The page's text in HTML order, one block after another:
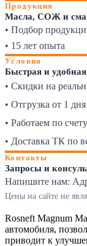
Продукция
Масла, СОЖ и
• Подбор
• 15 лет опыта
Условия
Быстрая и удобная
• Скидки на
• Отгрузка от 1 дня
• Работаем по счету
• Доставка ТК по
Контакты
Запросы и
Напишите нам:
Цены на сайте не
Rosneft Magnum
автомобиля,
приводит к